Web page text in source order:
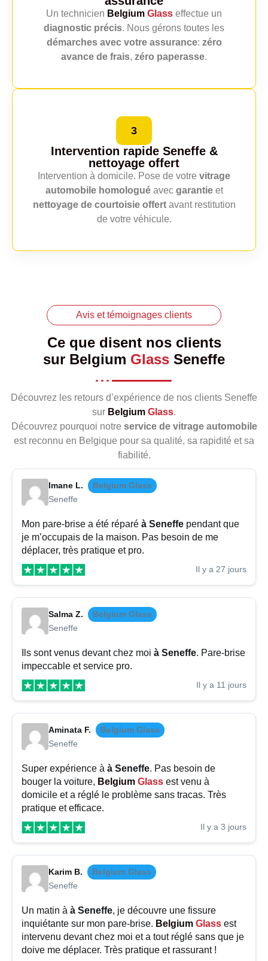
Un technicien Belgium Glass effectue un
diagnostic précis. Nous gérons toutes les
démarches avec votre assurance: zéro
avance de frais, zéro paperasse.
3
Intervention rapide Seneffe &
nettoyage offert
Intervention à domicile. Pose de votre vitrage
automobile homologuéavec garantieet
nettoyage de courtoisie offertavant restitution
de votre véhicule.
Avis et témoignages clients
Ce que disent nos clients
sur Belgium Glass Seneffe
Découvrez les retours d’expérience de nos clients Seneffe
sur Belgium Glass.
Découvrez pourquoi notre service de vitrage automobile
est reconnu en Belgique pour sa qualité, sa rapidité et sa
fiabilité.
Imane L.
Belgium Glass
Seneffe
Mon pare-brise a été réparé à Seneffe pendant que
je m’occupais de la maison. Pas besoin de me
déplacer, très pratique et pro.
Il y a 27 jours
Salma Z.
Belgium Glass
Seneffe
Ils sont venus devant chez moi à Seneffe. Pare-brise
impeccable et service pro.
Il y a 11 jours
Aminata F.
Belgium Glass
Seneffe
Super expérience à à Seneffe. Pas besoin de
bouger la voiture, Belgium Glass est venu à
domicile et a réglé le problème sans tracas. Très
pratique et efficace.
Il y a 3 jours
Karim B.
Belgium Glass
Seneffe
Un matin à à Seneffe, je découvre une fissure
inquiétante sur mon pare-brise. Belgium Glass est
intervenu devant chez moi et a tout réglé sans que je
doive me déplacer. Très pratique et rassurant !